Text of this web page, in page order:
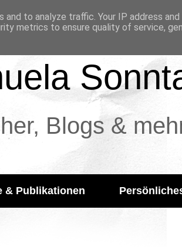
Blogs &
& Publikationen
to analyze traffic. Your IP address
metrics to ensure quality of service,